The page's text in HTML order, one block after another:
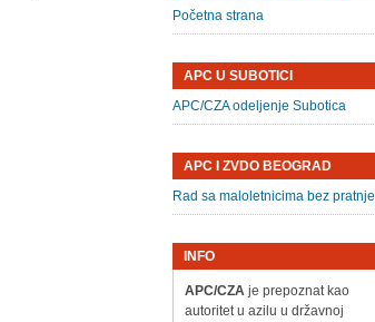
Početna strana
APC U SUBOTICI
APC/CZA odeljenje Subotica
APC I ZVDO BEOGRAD
Rad sa maloletnicima bez pratnje
INFO
APC/CZAje prepoznat kao
autoritet u azilu u državnoj